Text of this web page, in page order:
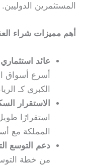
المستثمرين الدوليين.
أهم مميزات شراء
عائد
أسرع أسواق
الكبرى كـ
الاستقرار
استقرارًا
المملكة مع
دعم التوسع
من خطة